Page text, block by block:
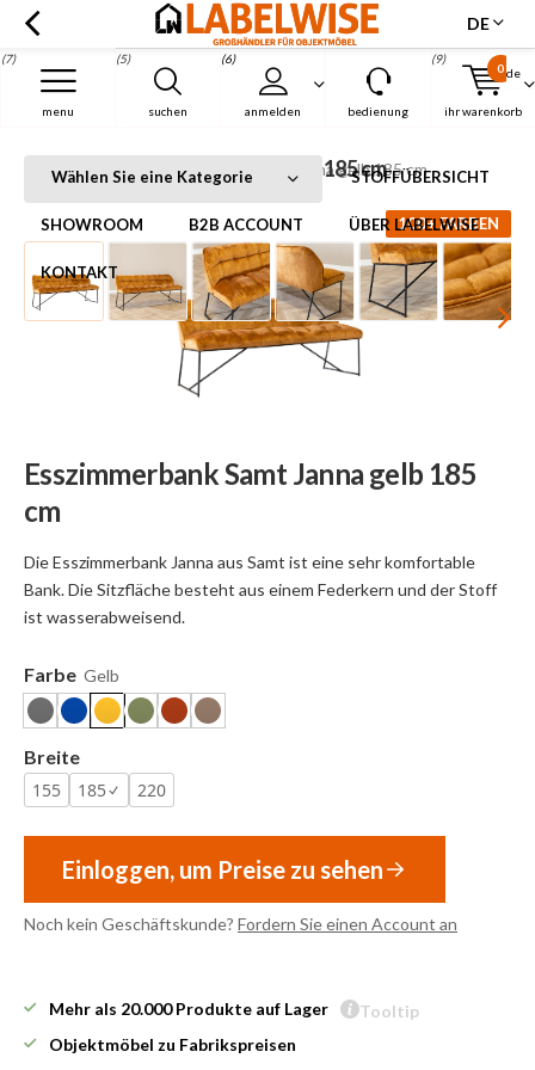
de
suchen
(5)
anmelden
(6)
menu
(7)
bedienung ihr warenkorb
0
(9)
Menu
DE
Wählen Sie eine Kategorie STOFFÜBERSICHT
SHOWROOM B2B ACCOUNT ÜBER LABELWISE
KONTAKT
Startseite Esszimmerbank Samt Janna gelb 185 cm
Esszimmerbank Samt Janna gelb 185 cm
100+ FARBEN
Esszimmerbank Samt Janna gelb 185
cm
Die Esszimmerbank Janna aus Samt ist eine sehr komfortable
Bank. Die Sitzfläche besteht aus einem Federkern und der Stoff
ist wasserabweisend.
Farbe Gelb
Breite
155
185 220
Einloggen, um Preise zu sehen
Noch kein Geschäftskunde? Fordern Sie einen Account an
Mehr als 20.000 Produkte auf Lager
Tooltip
Objektmöbel zu Fabrikspreisen